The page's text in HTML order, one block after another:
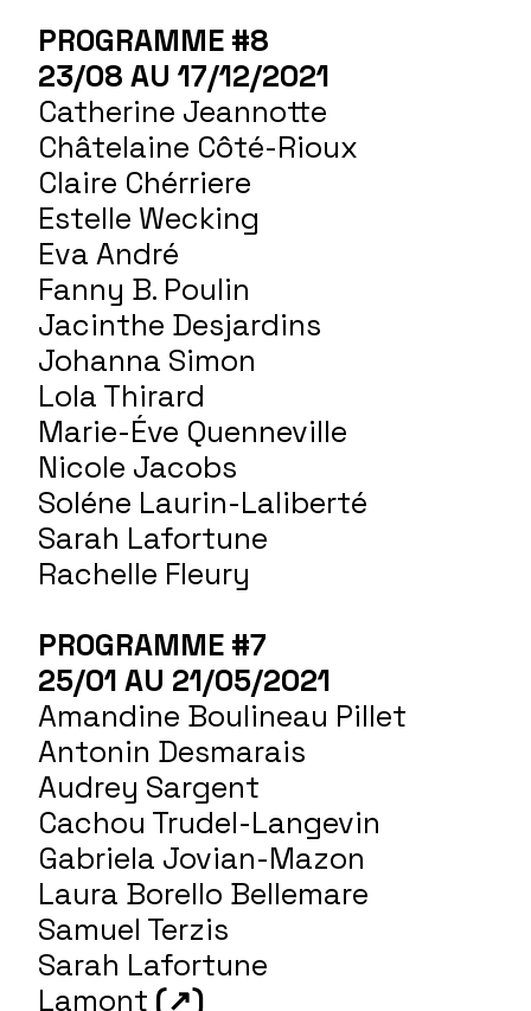
PROGRAMME #8
23/08 AU 17/12/2021
Catherine Jeannotte
Châtelaine Côté-Rioux
Claire Chérriere
Estelle Wecking
Eva André
Fanny B. Poulin
Jacinthe Desjardins
Johanna Simon
Lola Thirard
Marie-Éve Quenneville
Nicole Jacobs
Soléne Laurin-Laliberté
Sarah Lafortune
Rachelle Fleury
PROGRAMME #7
25/01 AU 21/05/2021
Amandine Boulineau Pillet
Antonin Desmarais
Audrey Sargent
Cachou Trudel-Langevin
Gabriela Jovian-Mazon
Laura Borello Bellemare
Samuel Terzis
Sarah Lafortune
Lamont (↗)